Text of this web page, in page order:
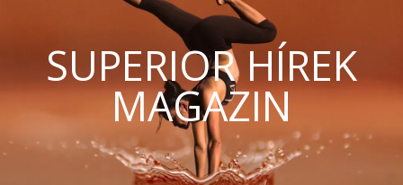
SUPERIOR HÍREK
MAGAZIN